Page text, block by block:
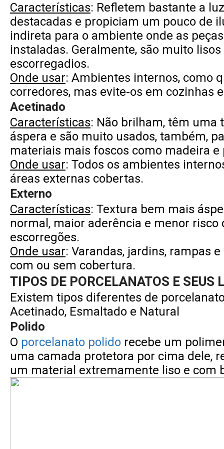
Características: Refletem bastante a
destacadas e propiciam um pouco de
indireta para o ambiente onde as
instaladas. Geralmente, são muito
escorregadios.
Onde usar: Ambientes internos, como
corredores, mas evite-os em cozinhas
Acetinado
Características: Não brilham, têm uma
áspera e são muito usados, também,
materiais mais foscos como madeira e
Onde usar: Todos os ambientes
áreas externas cobertas.
Externo
Características: Textura bem mais
normal, maior aderência e menor risco
escorregões.
Onde usar: Varandas, jardins, rampas
com ou sem cobertura.
TIPOS DE PORCELANATOS E SEUS
Existem tipos diferentes de
Acetinado, Esmaltado e Natural
Polido
O porcelanato polido recebe um
uma camada protetora por cima dele,
um material extremamente liso e com